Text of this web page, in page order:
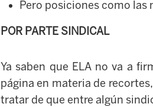
Pero posiciones como las
POR PARTE SINDICAL
Ya saben que ELA no va a
página en materia de
tratar de que entre algún